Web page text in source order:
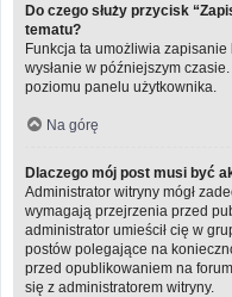
Do czego służy przycisk
tematu?
Funkcja ta umożliwia
wysłanie w późniejszym
poziomu panelu użytkownika.
Na górę
Dlaczego mój post musi być
Administrator witryny mógł
wymagają przejrzenia przed
administrator umieścił cię w
postów polegające na
przed opublikowaniem na
się z administratorem witryny.